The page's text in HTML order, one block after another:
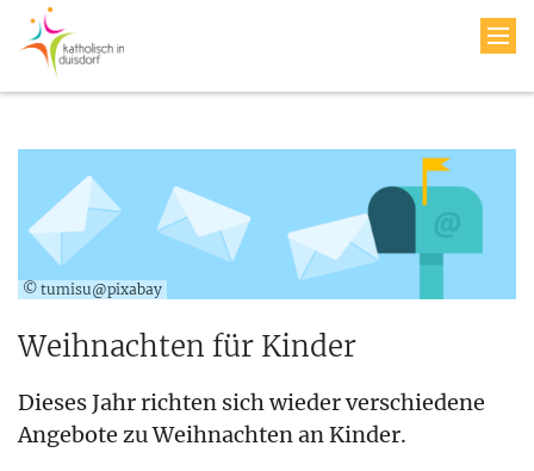
© tumisu@pixabay
Weihnachten für Kinder
Dieses Jahr richten sich wieder verschiedene
Angebote zu Weihnachten an Kinder.